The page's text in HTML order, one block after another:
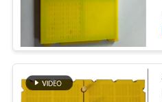
PERMINTAAN
PENAWARAN